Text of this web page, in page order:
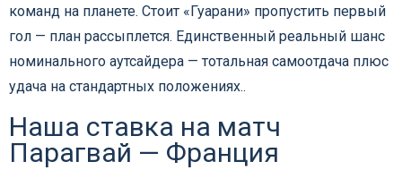
команд на планете. Стоит «Гуарани» пропустить первый
гол — план рассыплется. Единственный реальный шанс
номинального аутсайдера — тотальная самоотдача плюс
удача на стандартных положениях..
Наша ставка на матч
Парагвай — Франция